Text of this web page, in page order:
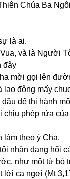
Chúa Ba
là ai.
và là Người
đây
mời gọi lên
động mấy
để thi hành
phép rửa
làm theo ý Cha,
nhân đang hối
như một từ bỏ
lời ca ngợi (Mt